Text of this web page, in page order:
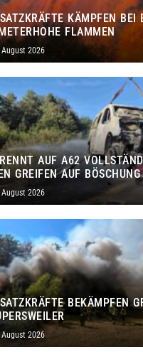
KÄMPFEN BEI
FLAMMEN
2026
AUF A62
GREIFEN AUF
2026
BEKÄMPFEN
2026